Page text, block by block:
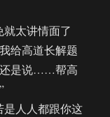
太讲情面了
给高道长解题
还是说……帮高
人人都跟你这